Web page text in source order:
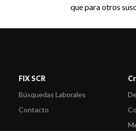
que para otros
FIX SCR
Búsquedas Laborales
Contacto